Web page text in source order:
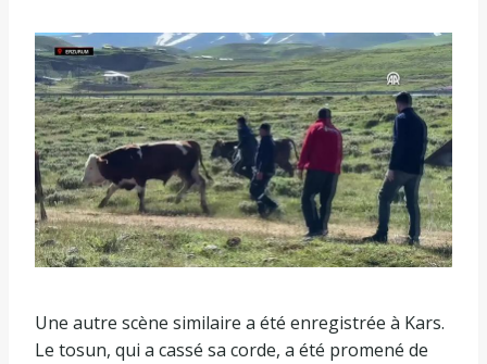
Une autre scène similaire a été enregistrée à Kars.
Le tosun, qui a cassé sa corde, a été promené de